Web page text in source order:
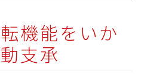
機能をいか
支承